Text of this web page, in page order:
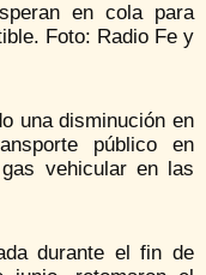
en cola para
Foto: Radio Fe y
una disminución en
público en
vehicular en las
durante el fin de